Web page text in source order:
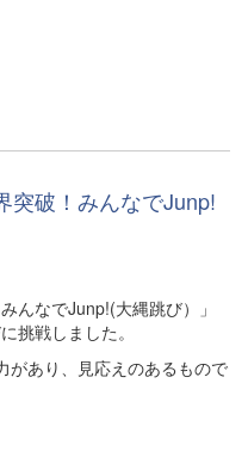
突破！みんなでJunp!
んなでJunp!(大縄跳び）」
挑戦しました。
があり、見応えのあるもので